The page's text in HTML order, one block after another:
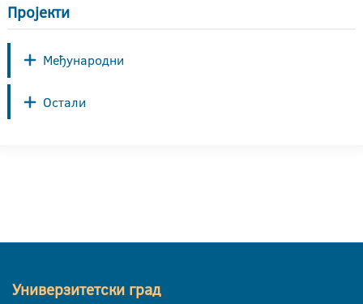
Пројекти
Међународни
Остали
Универзитетски град